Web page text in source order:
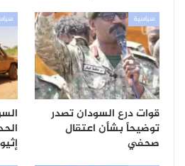
سياسية
قوات درع السودان تصدر
توضيحاً بشأن اعتقال
صحفي